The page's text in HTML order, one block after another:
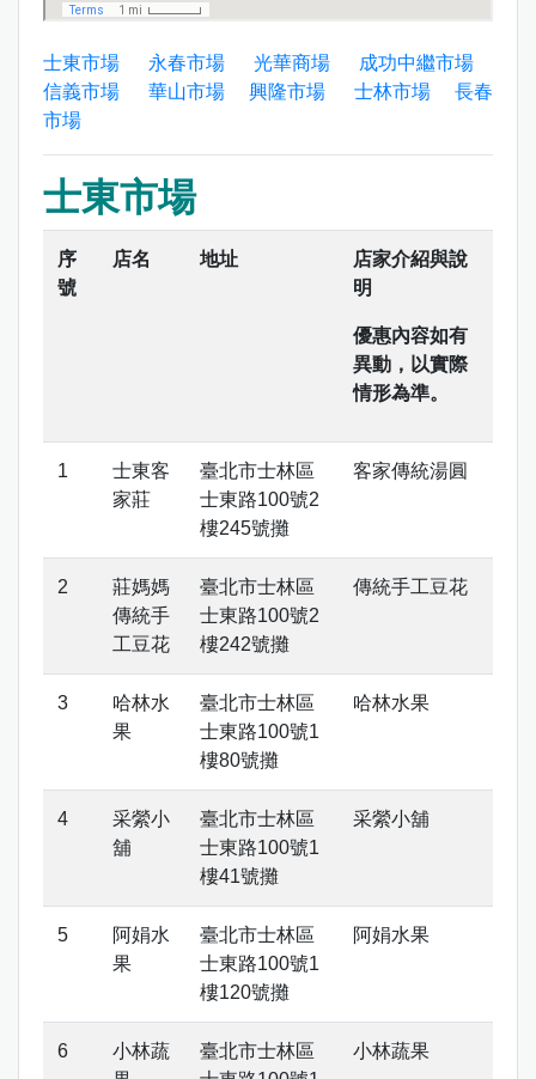
士東市場 永春市場 光華商場
成功中繼市場
信義市場
華山市場 興隆市場 士林市場
長春
市場
士東市場
序
號
店名 地址
店家介紹與說
明
優惠內容如有
異動，以實際
情形為準。
士東客
家莊
臺北市士林區
士東路100號2
樓245號攤
客家傳統湯圓
莊媽媽
傳統手
工豆花
臺北市士林區
士東路100號2
樓242號攤
傳統手工豆花
哈林水
果
臺北市士林區
士東路100號1
樓80號攤
哈林水果
采縈小
舖
臺北市士林區
士東路100號1
樓41號攤
采縈小舖
阿娟水
果
臺北市士林區
士東路100號1
樓120號攤
阿娟水果
小林蔬
臺北市士林區
小林蔬果